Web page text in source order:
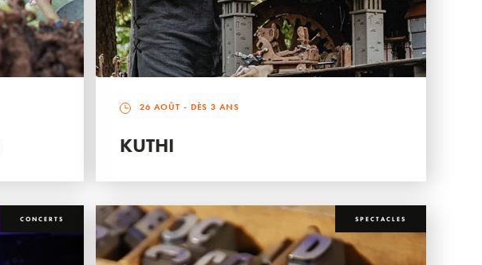
26 AOÛT - DÈS 3 ANS
KUTHI
CONCERTS SPECTACLES